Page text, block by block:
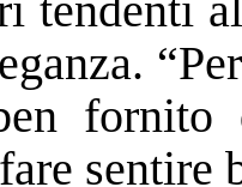
sentire